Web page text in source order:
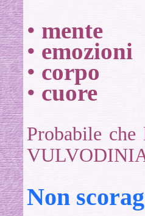
• mente
• emozioni
• corpo
• cuore
Probabile che
Non